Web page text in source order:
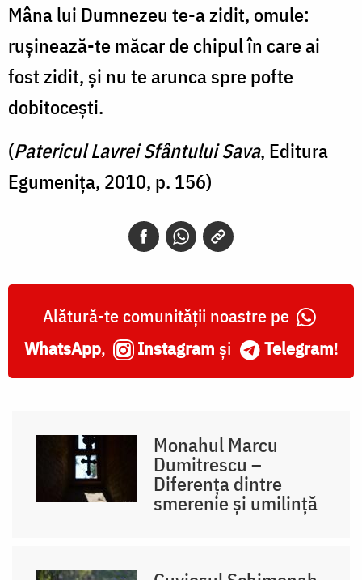
Mâna lui Dumnezeu te-a zidit, omule:
ruşinează-te măcar de chipul în care ai
fost zidit, şi nu te arunca spre pofte
dobitoceşti.
(Patericul Lavrei Sfântului Sava, Editura
Egumenița, 2010, p. 156)
Alătură-te comunității noastre pe
WhatsApp, Instagram și Telegram!
Monahul Marcu
Dumitrescu –
Diferența dintre
smerenie și umilință